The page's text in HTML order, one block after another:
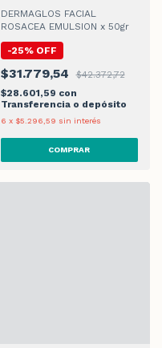
DERMAGLOS FACIAL
ROSACEA EMULSION x 50gr
-25% OFF
$31.779,54
$42.372,72
$28.601,59 con
Transferencia o depósito
6 x $5.296,59 sin interés